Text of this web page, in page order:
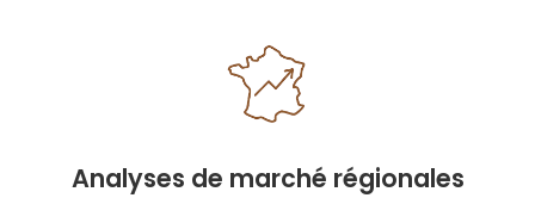
Analyses de marché régionales